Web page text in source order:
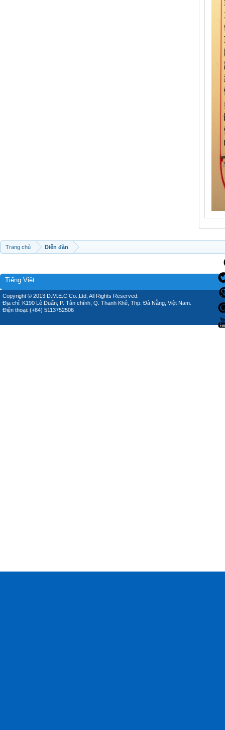
Trang chủ Diễn đàn
Tiếng Việt
Copyright © 2013 D.M.E.C Co.,Ltd, All Rights Reserved.
Địa chỉ: K190 Lê Duẩn, P. Tân chính, Q. Thanh Khê, Thp. Đà Nẵng, Việt Nam.
Điện thoại: (+84) 5113752506